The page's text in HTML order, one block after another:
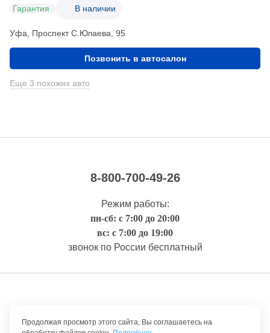
Гарантия В наличии
Уфа, Проспект С.Юлаева, 95
Позвонить в автосалон
Еще 3 похожих авто
8-800-700-49-26
Режим работы:
пн-сб: с 7:00 до 20:00
вс: с 7:00 до 19:00
звонок по России бесплатный
Правовая информация
Продолжая просмотр этого сайта, Вы соглашаетесь на